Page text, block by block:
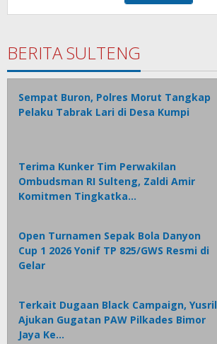
BERITA SULTENG
Sempat Buron, Polres Morut Tangkap
Pelaku Tabrak Lari di Desa Kumpi
Terima Kunker Tim Perwakilan
Ombudsman RI Sulteng, Zaldi Amir
Komitmen Tingkatka…
Open Turnamen Sepak Bola Danyon
Cup 1 2026 Yonif TP 825/GWS Resmi di
Gelar
Terkait Dugaan Black Campaign, Yusril
Ajukan Gugatan PAW Pilkades Bimor
Jaya Ke…